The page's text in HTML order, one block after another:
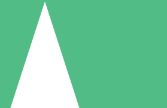
5 Descargas
15